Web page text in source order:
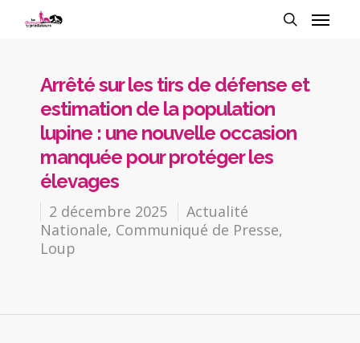
Arrêté sur les tirs de défense et
estimation de la population
lupine : une nouvelle occasion
manquée pour protéger les
élevages
2 décembre 2025
Actualité
Nationale, Communiqué de Presse,
Loup